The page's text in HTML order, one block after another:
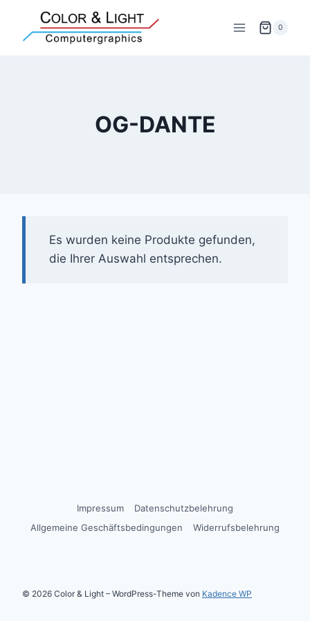
springen
0
OG-DANTE
Es wurden keine Produkte gefunden,
die Ihrer Auswahl entsprechen.
Impressum
Datenschutzbelehrung
Allgemeine Geschäftsbedingungen
Widerrufsbelehrung
© 2026 Color & Light – WordPress-Theme von Kadence WP